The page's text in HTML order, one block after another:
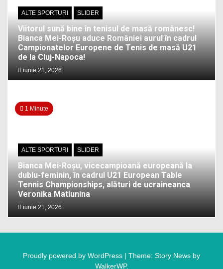
ALTE SPORTURI SLIDER
Viitorul sună bine în tenisul de masă românesc!
Bianca Mei-Roșu aduce României aurul în cadrul
Campionatelor Europene de Tenis de masă U21
de la Cluj-Napoca!
iunie 21, 2026
1 Minute
ALTE SPORTURI SLIDER
Bianca Mei-Roșu, vicecampioană europeană la
dublu-feminin, în cadrul U21 European Table
Tennis Championships, alături de ucraineanca
Veronika Matiunina
iunie 21, 2026
Proudly powered by WordPress | Theme: Story News by
WalkerWP.